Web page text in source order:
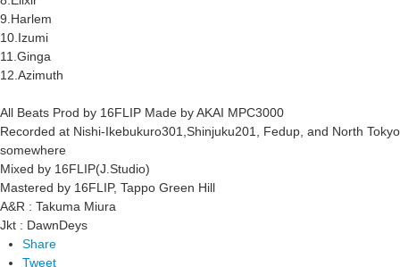
9.Harlem
10.Izumi
11.Ginga
12.Azimuth
All Beats Prod by 16FLIP Made by AKAI MPC3000
Recorded at Nishi-Ikebukuro301,Shinjuku201, Fedup, and North Tokyo
somewhere
Mixed by 16FLIP(J.Studio)
Mastered by 16FLIP, Tappo Green Hill
A&R : Takuma Miura
Jkt : DawnDeys
Share
Tweet